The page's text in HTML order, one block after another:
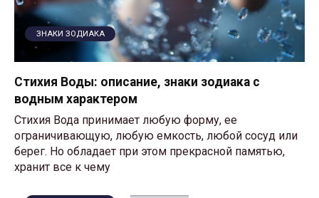
ЗНАКИ ЗОДИАКА
Стихия Воды: описание, знаки зодиака с
водным характером
Стихия Вода принимает любую форму, ее
ограничивающую, любую емкость, любой сосуд или
берег. Но обладает при этом прекрасной памятью,
хранит все к чему